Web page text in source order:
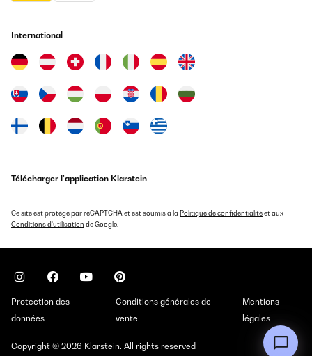
International
Télécharger l'application Klarstein
Ce site est protégé par reCAPTCHA et est soumis à la Politique de confidentialitéet aux
Conditions d'utilisation de Google.
Protection des
données
Conditions générales de
vente
Mentions
légales
Copyright © 2026 Klarstein. All rights reserved